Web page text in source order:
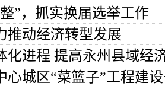
”，抓实换届选举工作
推动经济转型发展
化进程 提高永州县域经
心城区“菜篮子”工程建